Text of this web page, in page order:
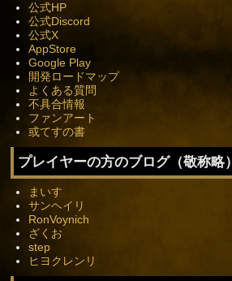
公式HP
公式Discord
公式X
AppStore
Google Play
開発ロードマップ
よくある質問
不具合情報
ファンアート
或てすの書
プレイヤーの方のブログ（敬称略）
まいす
サンヘイリ
RonVoynich
ざくお
step
ヒヨクレンリ